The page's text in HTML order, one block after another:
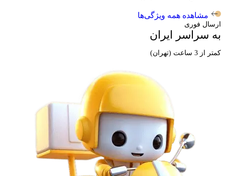
مشاهده همه ویژگی‌ها
ارسال فوری
به سراسر ایران
کمتر از 3 ساعت (تهران)